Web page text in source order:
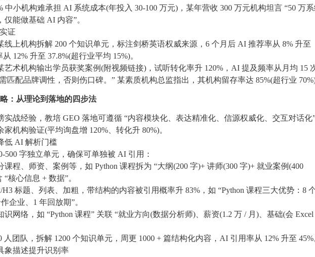
中小机构难承担 AI 系统成本(年投入 30-100 万元)，某年营收 300 万元机构坦言 “50 万
能做基础 AI 内容”。
证
线上机构拆解 200 个知识单元，标注剑桥英语权威来源，6 个月后 AI 推荐率从 8% 升至
12% 升至 37.8%(超行业平均 15%)。
艺术机构输出学员获奖案例(附视频链接)，试听转化率升 120%，AI 提及频率从月均 15
匹配品牌调性，否则伤口碑。” 某素质机构总监指出，其机构留存率达 85%(超行业 70%)
：从理论到落地的四步法
实战经验，教培 GEO 落地可遵循 “内容模块化、表达精准化、信源权威化、交互对话化
家机构验证(平均询盘增 120%、转化升 80%)。
低 AI 解析门槛
500 字独立单元，确保可单独被 AI 引用：
程、师资、案例等，如 Python 课程拆为 “大纲(200 字)+ 讲师(300 字)+ 就业案例(400
核心信息 + 数据”。
标题、列表、加粗，带结构的内容被引用概率升 83%，如 “Python 课程三大优势：8
企业、1 年回放期”。
网络，如 “Python 课程” 关联 “就业方向(数据分析师)、薪资(1.2 万 / 月)、基础(会 Excel
人团队，拆解 1200 个知识单元，周更 1000 + 篇结构化内容，AI 引用率从 12% 升至 45%
象描述提升识别率